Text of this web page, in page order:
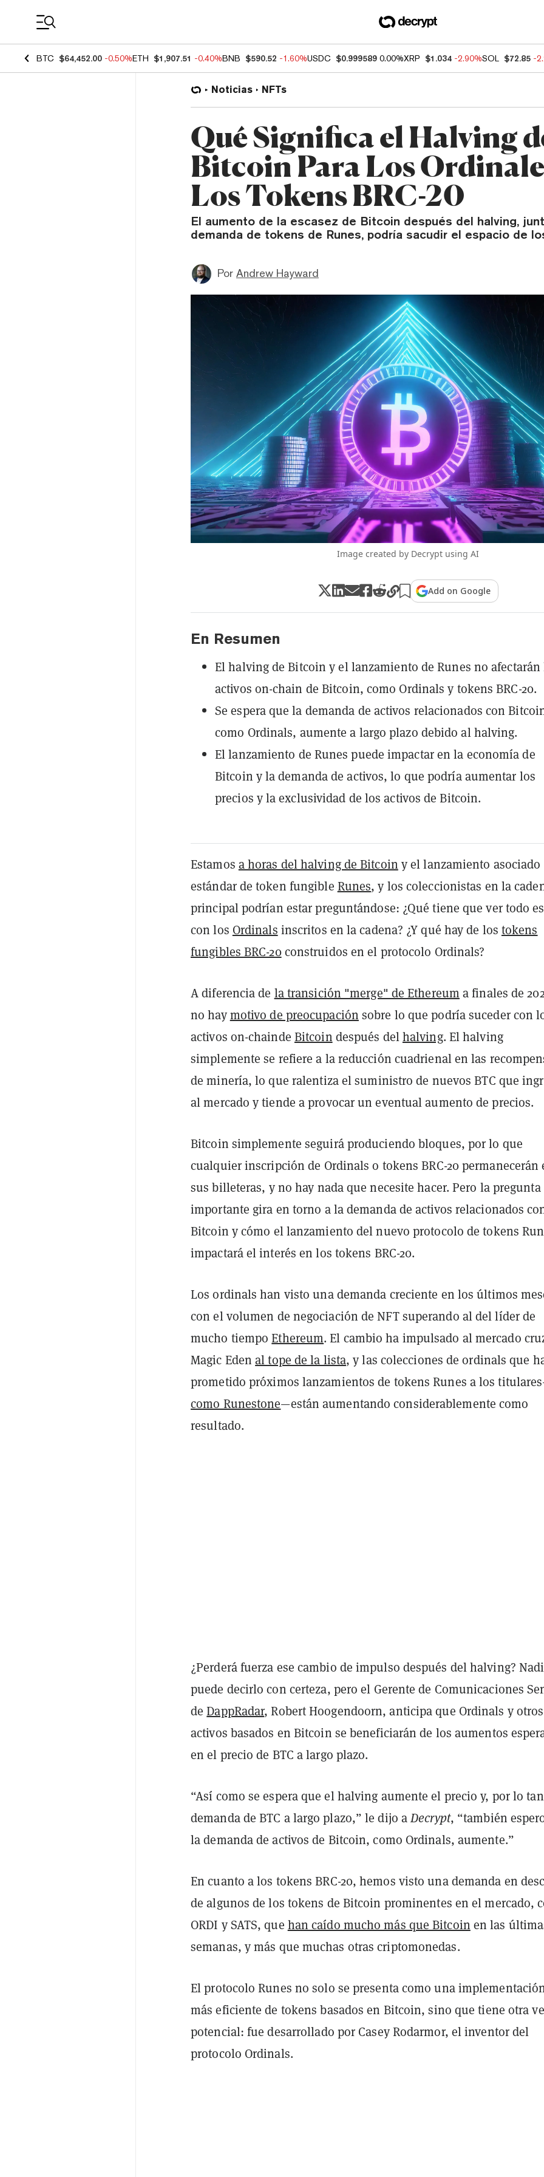
BTC $64,452.00 -0.50%ETH $1,907.51 -0.40%BNB $590.52 -1.60%USDC $0.999589 0.00%XRP $1.034 -2.90%SOL $72.85 -
Noticias NFTs
Qué Significa el Halving
Bitcoin Para Los
Los Tokens BRC-20
El aumento de la escasez de Bitcoin después del halving,
demanda de tokens de Runes, podría sacudir el espacio de
Por Andrew Hayward
Image created by Decrypt using AI
Add on Google
En Resumen
El halving de Bitcoin y el lanzamiento de Runes no afectarán
activos on-chain de Bitcoin, como Ordinals y tokens BRC-20.
Se espera que la demanda de activos relacionados con
como Ordinals, aumente a largo plazo debido al halving.
El lanzamiento de Runes puede impactar en la economía de
Bitcoin y la demanda de activos, lo que podría aumentar los
precios y la exclusividad de los activos de Bitcoin.
Estamos a horas del halving de Bitcoin y el lanzamiento asociado
estándar de token fungible Runes, y los coleccionistas en la
principal podrían estar preguntándose: ¿Qué tiene que ver todo
con los Ordinals inscritos en la cadena? ¿Y qué hay de los tokens
fungibles BRC-20construidos en el protocolo Ordinals?
A diferencia de la transición "merge" de Ethereum a finales de
no haymotivo de preocupación sobre lo que podría suceder con
activos on-chainde Bitcoin después delhalving. El halving
simplemente se refiere a la reducción cuadrienal en las
de minería, lo que ralentiza el suministro de nuevos BTC que
al mercado y tiende a provocar un eventual aumento de precios.
Bitcoin simplemente seguirá produciendo bloques, por lo que
cualquier inscripción de Ordinals o tokens BRC-20 permanecerán
sus billeteras, y no hay nada que necesite hacer. Pero la pregunta
importante gira en torno a la demanda de activos relacionados
Bitcoin y cómo el lanzamiento del nuevo protocolo de tokens
impactará el interés en los tokens BRC-20.
Los ordinals han visto una demanda creciente en los últimos
con el volumen de negociación de NFT superando al del líder de
mucho tiempoEthereum. El cambio ha impulsado al mercado
Magic Edenal tope de la lista, y las colecciones de ordinals que
prometido próximos lanzamientos de tokens Runes a los
como Runestone—están aumentando considerablemente como
resultado.
¿Perderá fuerza ese cambio de impulso después del halving?
puede decirlo con certeza, pero el Gerente de Comunicaciones
deDappRadar, Robert Hoogendoorn, anticipa que Ordinals y otros
activos basados en Bitcoin se beneficiarán de los aumentos
en el precio de BTC a largo plazo.
“Así como se espera que el halving aumente el precio y, por lo
demanda de BTC a largo plazo,” le dijo aDecrypt, “también
la demanda de activos de Bitcoin, como Ordinals, aumente.”
En cuanto a los tokens BRC-20, hemos visto una demanda en
de algunos de los tokens de Bitcoin prominentes en el mercado,
ORDI y SATS, que han caído mucho más que Bitcoin en las
semanas, y más que muchas otras criptomonedas.
El protocolo Runes no solo se presenta como una
más eficiente de tokens basados en Bitcoin, sino que tiene otra
potencial: fue desarrollado por Casey Rodarmor, el inventor del
protocolo Ordinals.